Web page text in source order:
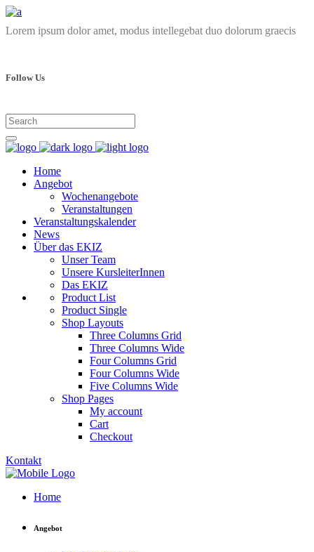
Lorem ipsum dolor amet, modus intellegebat duo dolorum graecis
Follow Us
Home
Angebot
Wochenangebote
Veranstaltungen
Veranstaltungskalender
News
Über das EKIZ
Unser Team
Unsere KursleiterInnen
Das EKIZ
Product List
Product Single
Shop Layouts
Three Columns Grid
Three Columns Wide
Four Columns Grid
Four Columns Wide
Five Columns Wide
Shop Pages
My account
Cart
Checkout
Kontakt
Home
Angebot